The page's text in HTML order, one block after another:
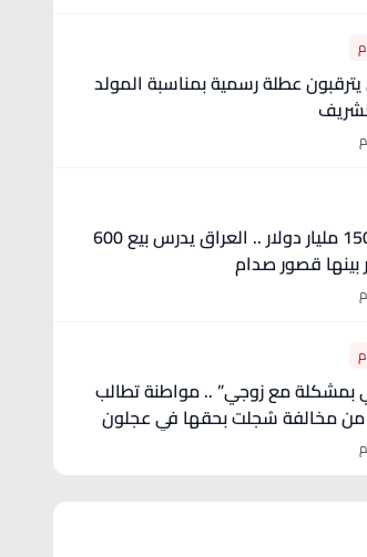
يترقبون عطلة رسمية بمناسبة المولد
قيمتها 150 مليار دولار .. العراق يدرس بيع 600
بينها قصور صدام
تسببت لي بمشكلة مع زوجي” .. مواطنة تطالب
من مخالفة سُجلت بحقها في عجلون